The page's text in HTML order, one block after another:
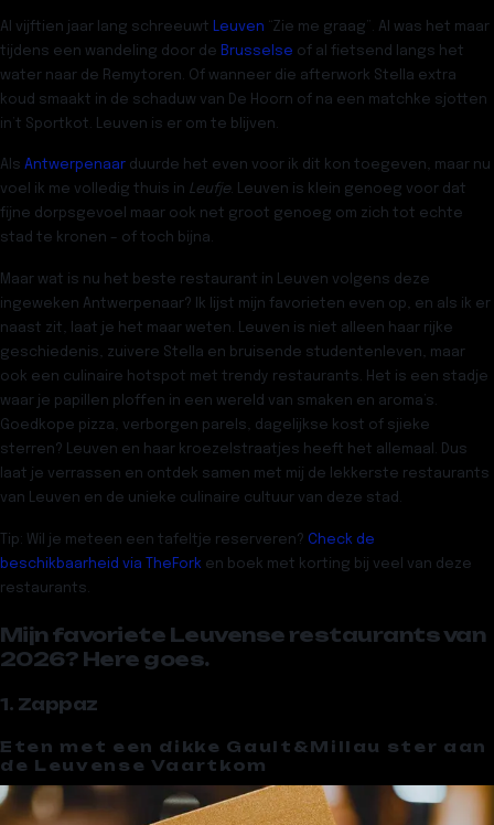
Al vijftien jaar lang schreeuwt Leuven “Zie me graag”. Al was het maar
tijdens een wandeling door de Brusselse of al fietsend langs het
water naar de Remytoren. Of wanneer die afterwork Stella extra
koud smaakt in de schaduw van De Hoorn of na een matchke sjotten
in’t Sportkot. Leuven is er om te blijven.
Als Antwerpenaar duurde het even voor ik dit kon toegeven, maar nu
voel ik me volledig thuis in Leufje. Leuven is klein genoeg voor dat
fijne dorpsgevoel maar ook net groot genoeg om zich tot echte
stad te kronen – of toch bijna.
Maar wat is nu het beste restaurant in Leuven volgens deze
ingeweken Antwerpenaar? Ik lijst mijn favorieten even op, en als ik er
naast zit, laat je het maar weten. Leuven is niet alleen haar rijke
geschiedenis, zuivere Stella en bruisende studentenleven, maar
ook een culinaire hotspot met trendy restaurants. Het is een stadje
waar je papillen ploffen in een wereld van smaken en aroma’s.
Goedkope pizza, verborgen parels, dagelijkse kost of sjieke
sterren? Leuven en haar kroezelstraatjes heeft het allemaal. Dus
laat je verrassen en ontdek samen met mij de lekkerste restaurants
van Leuven en de unieke culinaire cultuur van deze stad.
Tip: Wil je meteen een tafeltje reserveren? Check de
beschikbaarheid via TheFork en boek met korting bij veel van deze
restaurants.
Mijn favoriete Leuvense restaurants van
2026? Here goes.
1. Zappaz
Eten met een dikke Gault&Millau ster aan
de Leuvense Vaartkom